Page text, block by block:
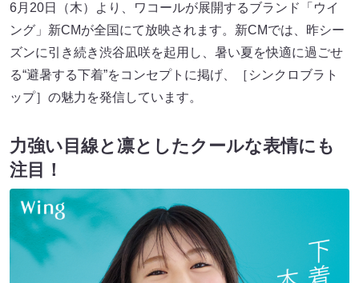
6月20日（木）より、ワコールが展開するブランド「ウイ
ング」新CMが全国にて放映されます。新CMでは、昨シー
ズンに引き続き渋谷凪咲を起用し、暑い夏を快適に過ごせ
る“避暑する下着”をコンセプトに掲げ、［シンクロブラト
ップ］の魅⼒を発信しています。
⼒強い⽬線と凛としたクールな表情にも
注目！